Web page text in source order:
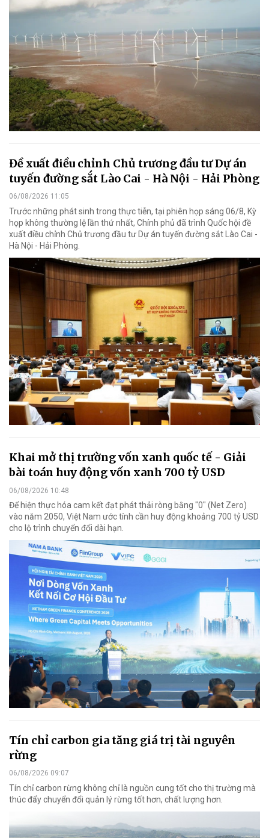
Đề xuất điều chỉnh Chủ trương đầu tư Dự án
tuyến đường sắt Lào Cai - Hà Nội - Hải Phòng
06/08/2026 11:05
Trước những phát sinh trong thực tiễn, tại phiên họp sáng 06/8, Kỳ
họp không thường lệ lần thứ nhất, Chính phủ đã trình Quốc hội đề
xuất điều chỉnh Chủ trương đầu tư Dự án tuyến đường sắt Lào Cai -
Hà Nội - Hải Phòng.
Khai mở thị trường vốn xanh quốc tế - Giải
bài toán huy động vốn xanh 700 tỷ USD
06/08/2026 10:48
Để hiện thực hóa cam kết đạt phát thải ròng bằng "0" (Net Zero)
vào năm 2050, Việt Nam ước tính cần huy động khoảng 700 tỷ USD
cho lộ trình chuyển đổi dài hạn.
Tín chỉ carbon gia tăng giá trị tài nguyên
rừng
06/08/2026 09:07
Tín chỉ carbon rừng không chỉ là nguồn cung tốt cho thị trường mà
thúc đẩy chuyển đổi quản lý rừng tốt hơn, chất lượng hơn.